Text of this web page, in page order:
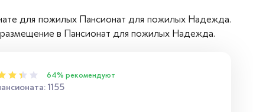
для пожилых Пансионат для пожилых Надежда.
размещение в Пансионат для пожилых Надежда.
64% рекомендуют
1155